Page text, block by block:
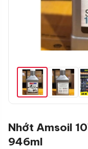
Nhớt Amsoil
946ml